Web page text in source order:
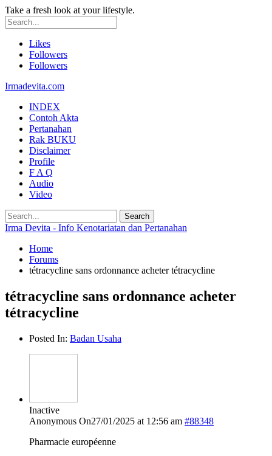
Take a fresh look at your lifestyle.
Likes
Followers
Followers
Irmadevita.com
INDEX
Contoh Akta
Pertanahan
Rak BUKU
Disclaimer
Profile
F A Q
Audio
Video
Irma Devita - Info Kenotariatan dan Pertanahan
Home
Forums
tétracycline sans ordonnance acheter tétracycline
tétracycline sans ordonnance acheter
tétracycline
Posted In: Badan Usaha
Inactive
Anonymous On27/01/2025 at 12:56 am #88348
Pharmacie européenne